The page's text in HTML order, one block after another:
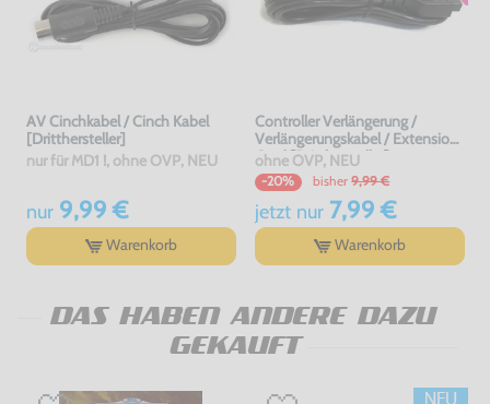
AV Cinchkabel / Cinch Kabel
[Dritthersteller]
nur für MD1 !, ohne OVP, NEU
nur9,99 €
Warenkorb
Controller Verlängerung /
Verlängerungskabel / Extension
Cord [Dritthersteller]
ohne OVP, NEU
-20% bisher 9,99 €
jetzt nur7,99 €
Warenkorb
DAS HABEN ANDERE DAZU
GEKAUFT